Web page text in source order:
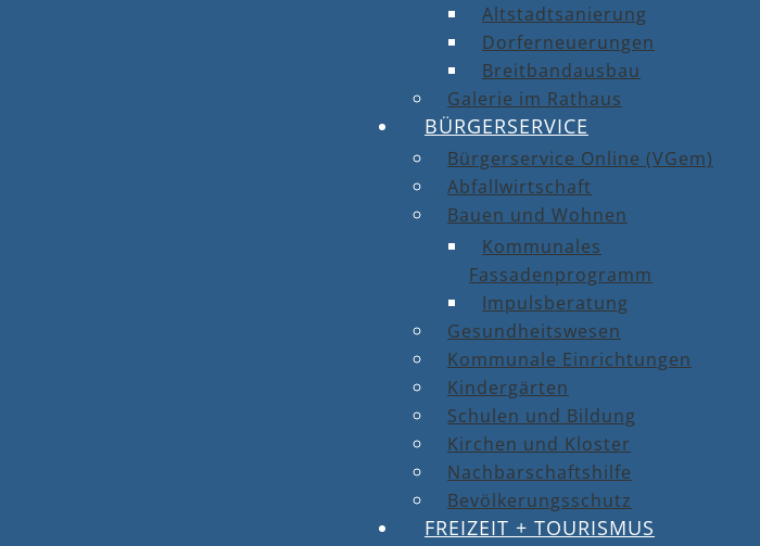
Altstadtsanierung
Dorferneuerungen
Breitbandausbau
Galerie im Rathaus
BÜRGERSERVICE
Bürgerservice Online (VGem)
Abfallwirtschaft
Bauen und Wohnen
Kommunales
Fassadenprogramm
Impulsberatung
Gesundheitswesen
Kommunale Einrichtungen
Kindergärten
Schulen und Bildung
Kirchen und Kloster
Nachbarschaftshilfe
Bevölkerungsschutz
FREIZEIT + TOURISMUS